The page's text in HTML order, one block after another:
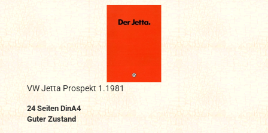
VW Jetta Prospekt 1.1981
24 Seiten DinA4
Guter Zustand